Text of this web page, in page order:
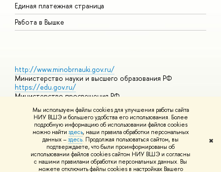
Мы используем файлы cookies для улучшения работы сайта
НИУ ВШЭ и большего удобства его использования. Более
подробную информацию об использовании файлов cookies
можно найти здесь, наши правила обработки персональных
данных –здесь. Продолжая пользоваться сайтом, вы
подтверждаете, что были проинформированы об
использовании файлов cookies сайтом НИУ ВШЭ и согласны
с нашими правилами обработки персональных данных. Вы
можете отключить файлы cookies в настройках Вашего
✖
Единая платежная страница
Работа в Вышке
http://www.minobrnauki.gov.ru/
Министерство науки и высшего образования РФ
https://edu.gov.ru/
Министерство просвещения РФ
https://elearning.hse.ru/mooc
Массовые открытые онлайн-курсы
© НИУ ВШЭ 1993–2026 Адреса и контактыУсловия
использования материалов Политика конфиденциальности
Шрифты HSE Sans и HSE Slab разработаны вШколе дизайна НИУ